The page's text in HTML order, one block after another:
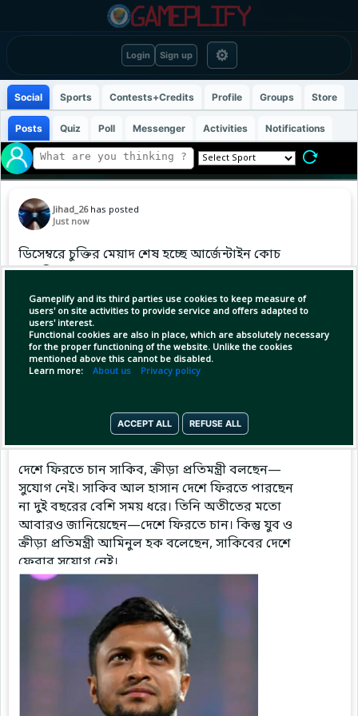
Login Sign up ⚙
Gameplify and its third parties use cookies to keep measure of
users' on site activities to provide service and offers adapted to
users' interest.
Functional cookies are also in place, which are absolutely necessary
for the proper functioning of the website. Unlike the cookies
mentioned above this cannot be disabled.
Learn more: About us Privacy policy
ACCEPT ALL REFUSE ALL
Social Sports Contests+Credits Profile Groups Store
Posts Quiz Poll Messenger Activities Notifications
Jihad_26 has posted
Just now
ডিসেম্বরে চুক্তির মেয়াদ শেষ হচ্ছে আর্জেন্টাইন কোচ
স্কালনির৷
Copy Link
has posted
দেশে ফিরতে চান সাকিব, ক্রীড়া প্রতিমন্ত্রী বলছেন—
সুযোগ নেই। সাকিব আল হাসান দেশে ফিরতে পারছেন
না দুই বছরের বেশি সময় ধরে। তিনি অতীতের মতো
আবারও জানিয়েছেন—দেশে ফিরতে চান। কিন্তু যুব ও
ক্রীড়া প্রতিমন্ত্রী আমিনুল হক বলেছেন, সাকিবের দেশে
ফেরার সুযোগ নেই।